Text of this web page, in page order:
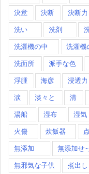
決意 決断 決断力
洗い 洗剤
洗濯機の中 洗濯機
洗面所 派手な色
浮腫 海彦 浸透力
涙 淡々と 清
湯船 湿布 湿気
火傷 炊飯器
無添加 無添加せ
無邪気な子供 煮出し